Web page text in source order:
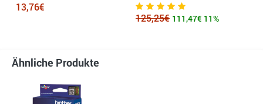
13,76€
125,25€ 111,47€ 11%
Ähnliche Produkte